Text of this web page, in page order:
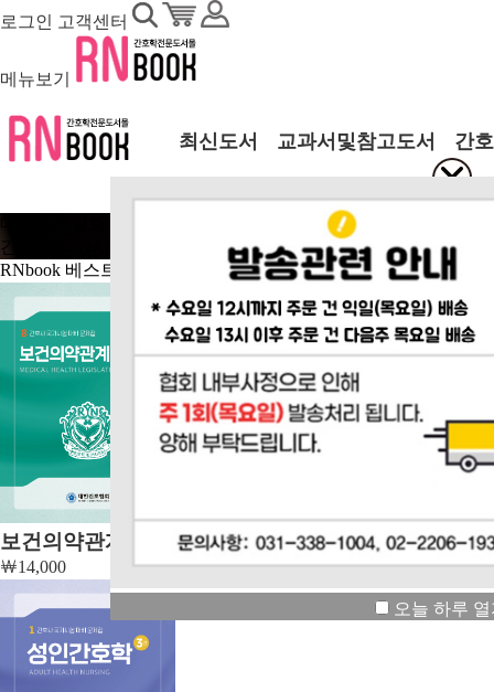
로그인 고객센터
메뉴보기
최신도서 교과서및참고도서 간
간호사 국가시험 목표 문제집! 모의고사!최신 개정 법규까지!
RNbook 베스트상품
보건의약관계법규<8판>
￦14,000
오늘 하루